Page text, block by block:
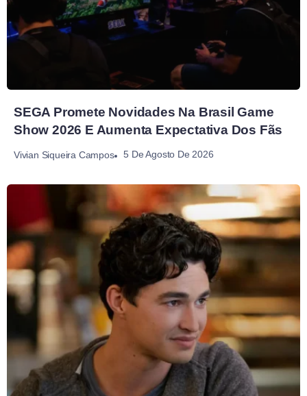
SEGA Promete Novidades Na Brasil Game
Show 2026 E Aumenta Expectativa Dos Fãs
Vivian Siqueira Campos 5 De Agosto De 2026